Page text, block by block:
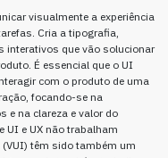
visualmente a experiência
Cria a tipografia,
interativos que vão solucionar
É essencial que o UI
com o produto de uma
focando-se na
e na clareza e valor do
UI e UX não trabalham
têm sido também um